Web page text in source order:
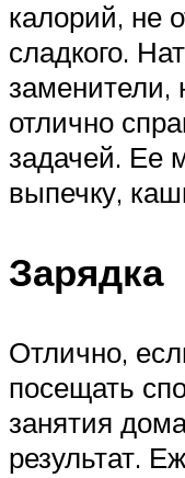
калорий, не
сладкого.
заменители,
отлично
задачей. Ее
выпечку,
Зарядка
Отлично,
посещать
занятия
результат.